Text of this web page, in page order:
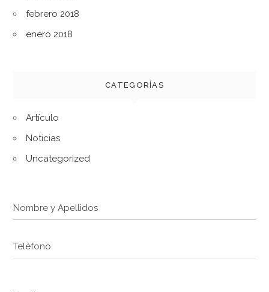
febrero 2018
enero 2018
CATEGORÍAS
Artículo
Noticias
Uncategorized